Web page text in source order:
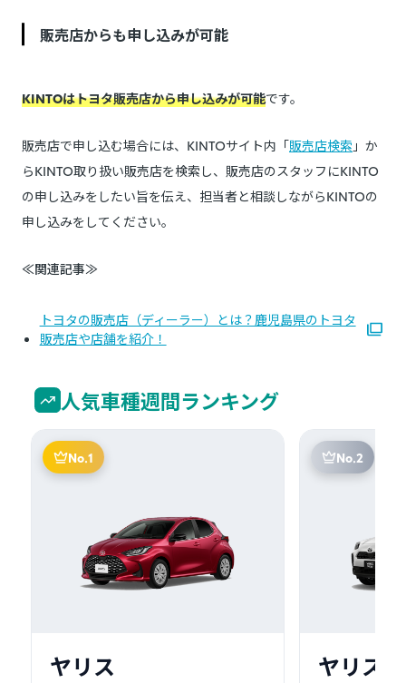
販売店からも申し込みが可能
KINTOはトヨタ販売店から申し込みが可能です。
販売店で申し込む場合には、KINTOサイト内「販売店検索 」か
らKINTO取り扱い販売店を検索し、販売店のスタッフにKINTO
の申し込みをしたい旨を伝え、担当者と相談しながらKINTOの
申し込みをしてください。
≪関連記事≫
トヨタの販売店（ディーラー）とは？鹿児島県のトヨタ
販売店や店舗を紹介！